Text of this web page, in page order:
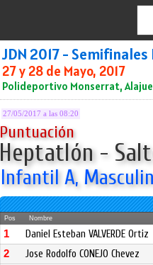
JDN 2017 -
27 y 28 de Mayo, 2017
Polideportivo Monserrat,
27/05/2017 a las 08:20
Puntuación
Heptatlón -
Infantil A,
Pos Nombre
1 Daniel Esteban VALVERDE Ortiz
2 Jose Rodolfo CONEJO Chevez